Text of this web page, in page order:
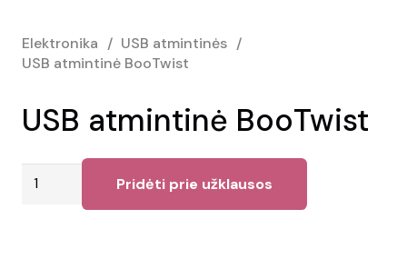
Elektronika / USB atmintinės /
USB atmintinė BooTwist
USB atmintinė BooTwist
produkto
Pridėti prie užklausos